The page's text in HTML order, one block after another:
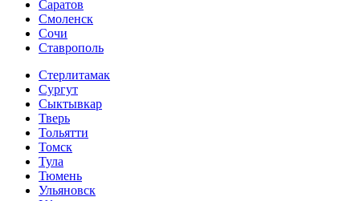
Саратов
Смоленск
Сочи
Ставрополь
Стерлитамак
Сургут
Сыктывкар
Тверь
Тольятти
Томск
Тула
Тюмень
Ульяновск